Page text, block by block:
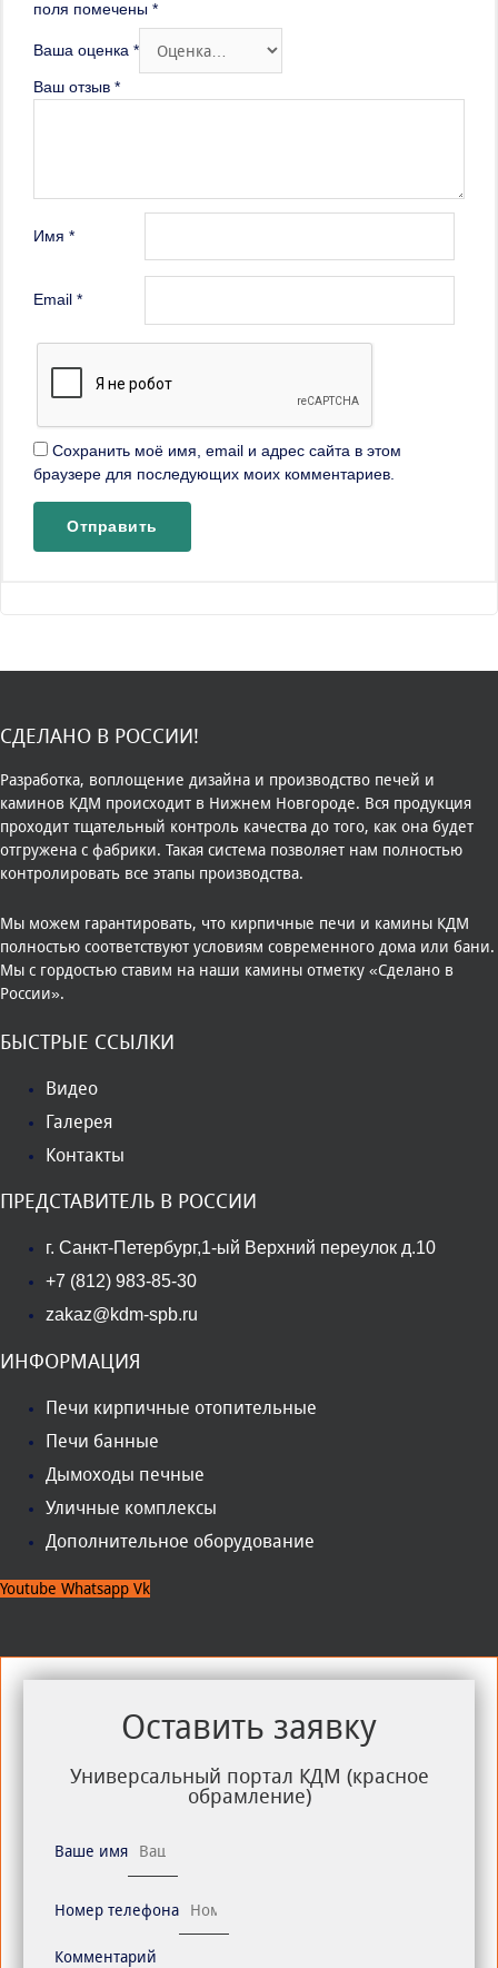
поля помечены*
Ваша оценка*
Ваш отзыв*
Имя*
Email*
Сохранить моё имя, email и адрес сайта в этом
браузере для последующих моих комментариев.
СДЕЛАНО В РОССИИ!
Разработка, воплощение дизайна и производство печей и
каминов КДМ происходит в Нижнем Новгороде. Вся продукция
проходит тщательный контроль качества до того, как она будет
отгружена с фабрики. Такая система позволяет нам полностью
контролировать все этапы производства.
Мы можем гарантировать, что кирпичные печи и камины КДМ
полностью соответствуют условиям современного дома или бани.
Мы с гордостью ставим на наши камины отметку «Сделано в
России».
БЫСТРЫЕ ССЫЛКИ
Видео
Галерея
Контакты
ПРЕДСТАВИТЕЛЬ В РОССИИ
г. Санкт-Петербург,1-ый Верхний переулок д.10
+7 (812) 983-85-30
zakaz@kdm-spb.ru
ИНФОРМАЦИЯ
Печи кирпичные отопительные
Печи банные
Дымоходы печные
Уличные комплексы
Дополнительное оборудование
Youtube Whatsapp Vk
Оставить заявку
Универсальный портал КДМ (красное
обрамление)
Ваше имя
Номер телефона
Комментарий